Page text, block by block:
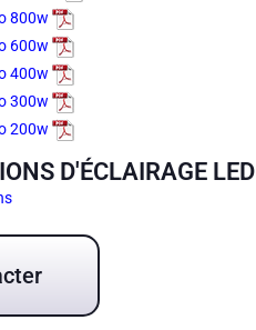
800w
600w
400w
300w
200w
D'ÉCLAIRAGE LED